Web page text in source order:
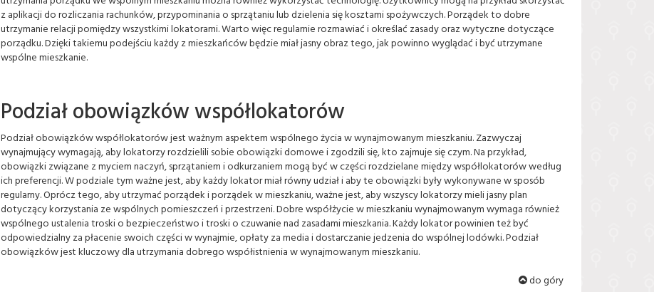
z aplikacji do rozliczania rachunków, przypominania o sprzątaniu lub dzielenia się kosztami spożywczych. Porządek to dobre
utrzymanie relacji pomiędzy wszystkimi lokatorami. Warto więc regularnie rozmawiać i określać zasady oraz wytyczne dotyczące
porządku. Dzięki takiemu podejściu każdy z mieszkańców będzie miał jasny obraz tego, jak powinno wyglądać i być utrzymane
wspólne mieszkanie.
Podział obowiązków współlokatorów
Podział obowiązków współlokatorów jest ważnym aspektem wspólnego życia w wynajmowanym mieszkaniu. Zazwyczaj
wynajmujący wymagają, aby lokatorzy rozdzielili sobie obowiązki domowe i zgodzili się, kto zajmuje się czym. Na przykład,
obowiązki związane z myciem naczyń, sprzątaniem i odkurzaniem mogą być w części rozdzielane między współlokatorów według
ich preferencji. W podziale tym ważne jest, aby każdy lokator miał równy udział i aby te obowiązki były wykonywane w sposób
regularny. Oprócz tego, aby utrzymać porządek i porządek w mieszkaniu, ważne jest, aby wszyscy lokatorzy mieli jasny plan
dotyczący korzystania ze wspólnych pomieszczeń i przestrzeni. Dobre współżycie w mieszkaniu wynajmowanym wymaga również
wspólnego ustalenia troski o bezpieczeństwo i troski o czuwanie nad zasadami mieszkania. Każdy lokator powinien też być
odpowiedzialny za płacenie swoich części w wynajmie, opłaty za media i dostarczanie jedzenia do wspólnej lodówki. Podział
obowiązków jest kluczowy dla utrzymania dobrego współistnienia w wynajmowanym mieszkaniu.
do góry